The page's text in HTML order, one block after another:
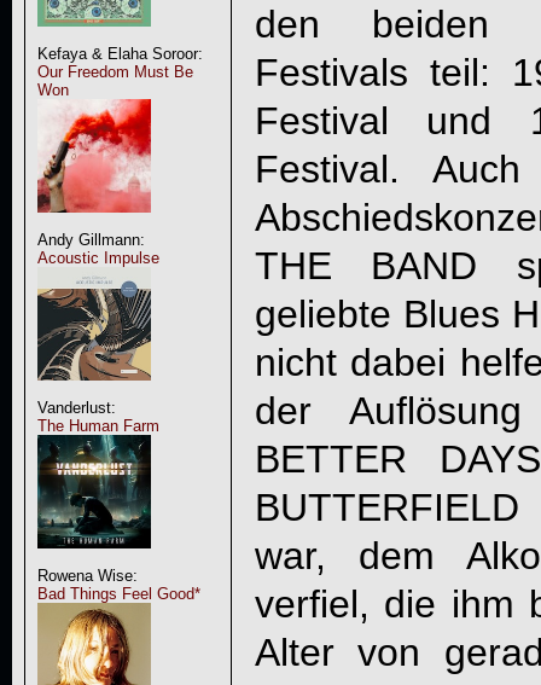
Kefaya & Elaha Soroor:
Our Freedom Must Be
Won
Andy Gillmann:
Acoustic Impulse
Vanderlust:
The Human Farm
Rowena Wise:
Bad Things Feel Good*
den beiden
Festivals teil:
Festival und
Festival.
THE BAND
geliebte Blues
nicht dabei
der
BETTER
BUTTERFIELD
war, dem
verfiel, die ihm
Alter von